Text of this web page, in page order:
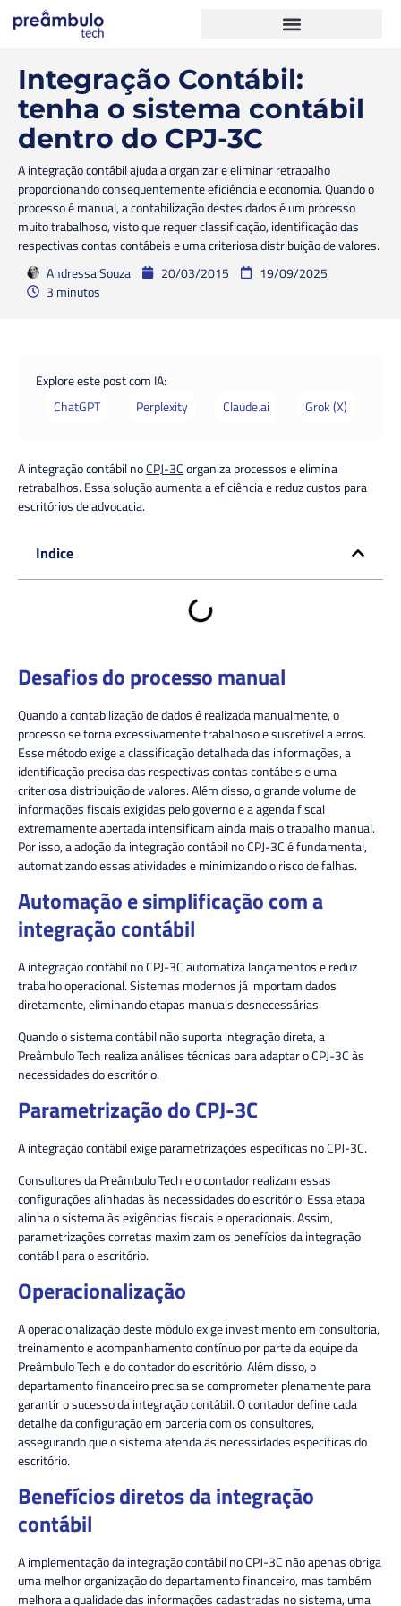
Integração Contábil:
tenha o sistema contábil
dentro do CPJ-3C
A integração contábil ajuda a organizar e eliminar retrabalho
proporcionando consequentemente eficiência e economia. Quando o
processo é manual, a contabilização destes dados é um processo
muito trabalhoso, visto que requer classificação, identificação das
respectivas contas contábeis e uma criteriosa distribuição de valores.
Andressa Souza
20/03/2015
19/09/2025
3 minutos
Explore este post com IA:
ChatGPT
Perplexity Claude.ai Grok (X)
A integração contábil noCPJ-3Corganiza processos e elimina
retrabalhos. Essa solução aumenta a eficiência e reduz custos para
escritórios de advocacia.
Indice
Desafios do processo manual
Quando a contabilização de dados é realizada manualmente, o
processo se torna excessivamente trabalhoso e suscetível a erros.
Esse método exige a classificação detalhada das informações, a
identificação precisa das respectivas contas contábeis e uma
criteriosa distribuição de valores. Além disso, o grande volume de
informações fiscais exigidas pelo governo e a agenda fiscal
extremamente apertada intensificam ainda mais o trabalho manual.
Por isso, a adoção da integração contábil no CPJ-3C é fundamental,
automatizando essas atividades e minimizando o risco de falhas.
Automação e simplificação com a
integração contábil
A integração contábil no CPJ-3C automatiza lançamentos e reduz
trabalho operacional. Sistemas modernos já importam dados
diretamente, eliminando etapas manuais desnecessárias.
Quando o sistema contábil não suporta integração direta, a
Preâmbulo Tech realiza análises técnicas para adaptar o CPJ-3C às
necessidades do escritório.
Parametrização do CPJ-3C
A integração contábil exige parametrizações específicas no CPJ-3C.
Consultores da Preâmbulo Tech e o contador realizam essas
configurações alinhadas às necessidades do escritório. Essa etapa
alinha o sistema às exigências fiscais e operacionais. Assim,
parametrizações corretas maximizam os benefícios da integração
contábil para o escritório.
Operacionalização
A operacionalização deste módulo exige investimento em consultoria,
treinamento e acompanhamento contínuo por parte da equipe da
Preâmbulo Tech e do contador do escritório. Além disso, o
departamento financeiro precisa se comprometer plenamente para
garantir o sucesso da integração contábil. O contador define cada
detalhe da configuração em parceria com os consultores,
assegurando que o sistema atenda às necessidades específicas do
escritório.
Benefícios diretos da integração
contábil
A implementação da integração contábil no CPJ-3C não apenas obriga
uma melhor organização do departamento financeiro, mas também
melhora a qualidade das informações cadastradas no sistema, uma